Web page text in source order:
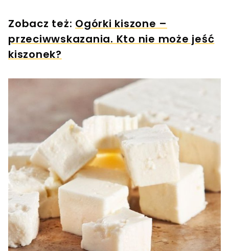
Zobacz też: Ogórki kiszone –
przeciwwskazania. Kto nie może jeść
kiszonek?